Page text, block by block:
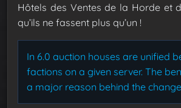
Hôtels des Ventes de la Horde et
qu’ils ne fassent plus qu’un !
In 6.0 auction houses are unified
factions on a given server. The
a major reason behind the